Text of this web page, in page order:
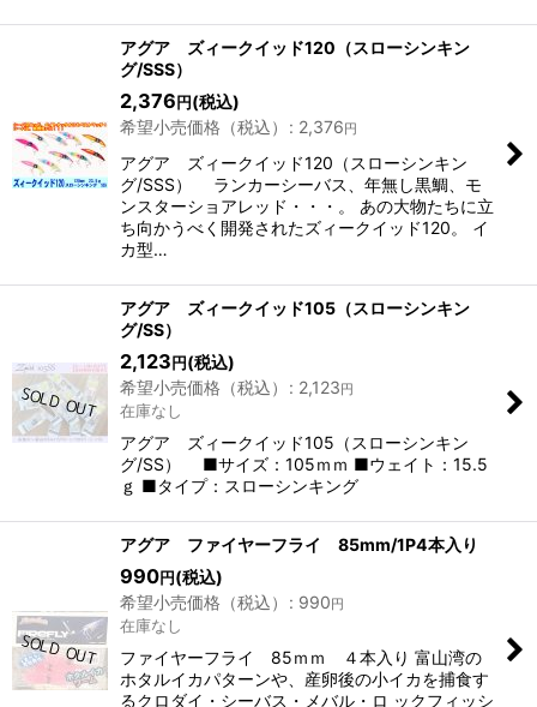
アグア ズィークイッド120（スローシンキン
グ/SSS）
2,376円(税込)
希望小売価格（税込）
: 2,376円
アグア ズィークイッド120（スローシンキン
グ/SSS） ランカーシーバス、年無し黒鯛、モ
ンスターショアレッド・・・。 あの大物たちに立
ち向かうべく開発されたズィークイッド120。 イ
カ型…
アグア ズィークイッド105（スローシンキン
グ/SS）
2,123円(税込)
希望小売価格（税込）
: 2,123円
在庫なし
アグア ズィークイッド105（スローシンキン
グ/SS） ■サイズ：105ｍｍ ■ウェイト：15.5
ｇ ■タイプ：スローシンキング
アグア ファイヤーフライ 85mm/1P4本入り
990円(税込)
希望小売価格（税込）
: 990円
在庫なし
ファイヤーフライ 85ｍｍ ４本入り 富山湾の
ホタルイカパターンや、産卵後の小イカを捕食す
るクロダイ・シーバス・メバル・ロ ックフィッシ